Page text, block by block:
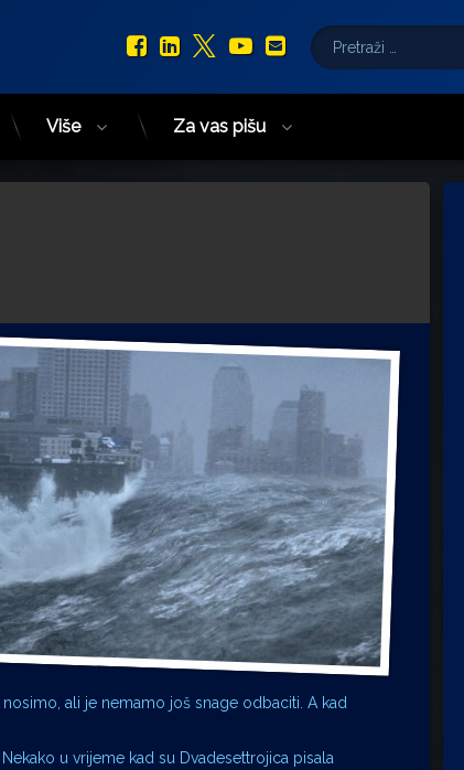
Facebook
LinkedIn
X.com
YouTube
E-mail
Pretraži:
Više Za vas pišu
ali je nemamo još snage odbaciti. A kad
Nekako u vrijeme kad su Dvadesettrojica pisala